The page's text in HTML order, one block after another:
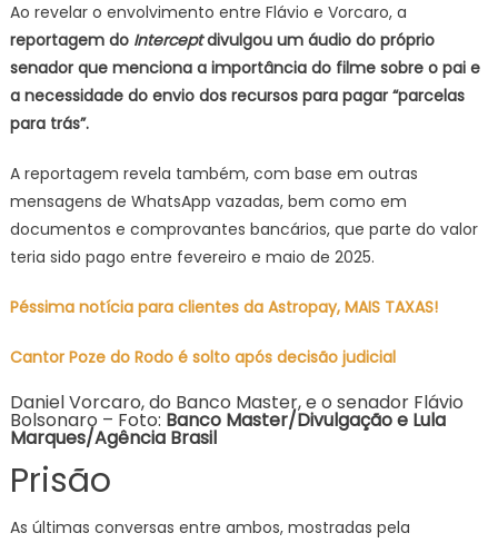
Ao revelar o envolvimento entre Flávio e Vorcaro, a
reportagem do Interceptdivulgou um áudio do próprio
senador que menciona a importância do filme sobre o pai e
a necessidade do envio dos recursos para pagar “parcelas
para trás”.
A reportagem revela também, com base em outras
mensagens de WhatsApp vazadas, bem como em
documentos e comprovantes bancários, que parte do valor
teria sido pago entre fevereiro e maio de 2025.
Péssima notícia para clientes da Astropay, MAIS TAXAS!
Cantor Poze do Rodo é solto após decisão judicial
Daniel Vorcaro, do Banco Master, e o senador Flávio
Bolsonaro – Foto: Banco Master/Divulgação e Lula
Marques/Agência Brasil
Prisão
As últimas conversas entre ambos, mostradas pela